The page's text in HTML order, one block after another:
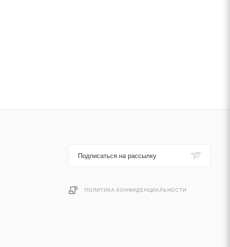
Подписаться на рассылку
ПОЛИТИКА КОНФИДЕНЦИАЛЬНОСТИ